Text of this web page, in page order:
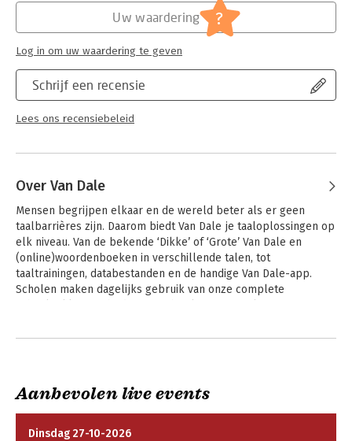
Schrijf een recensie
Lees ons recensiebeleid
Uw waardering ?
Log in om uw waardering te geven
Over Van Dale
Mensen begrijpen elkaar en de wereld beter als er geen
taalbarrières zijn. Daarom biedt Van Dale je taaloplossingen op
elk niveau. Van de bekende ‘Dikke’ of ‘Grote’ Van Dale en
(online)woordenboeken in verschillende talen, tot
taaltrainingen, databestanden en de handige Van Dale-app.
Scholen maken dagelijks gebruik van onze complete
met onze Van Dale Taaltrainingen maken we van iedereen een
Andere boeken door Van Dale
Aanbevolen live events
Dinsdag 27-10-2026